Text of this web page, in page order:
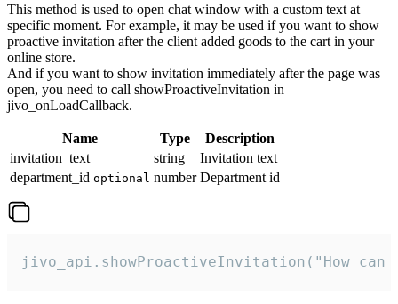
This method is used to open chat window with a custom text at
specific moment. For example, it may be used if you want to show
proactive invitation after the client added goods to the cart in your
online store.
And if you want to show invitation immediately after the page was
open, you need to call showProactiveInvitation in
jivo_onLoadCallback.
Name Type
Description
invitation_text
string
Invitation text
department_id optional number Department id
jivo_api.showProactiveInvitation("How